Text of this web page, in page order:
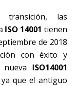
las
ISO 14001 tienen
de 2018
con éxito y
ISO14001
que el antiguo